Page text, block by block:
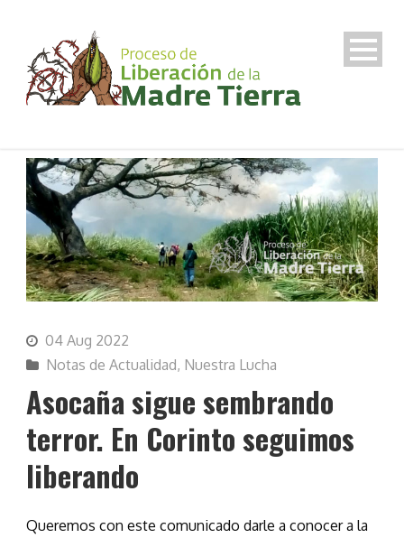
04 Aug 2022
Notas de Actualidad, Nuestra Lucha
Asocaña sigue sembrando
terror. En Corinto seguimos
liberando
Queremos con este comunicado darle a conocer a la